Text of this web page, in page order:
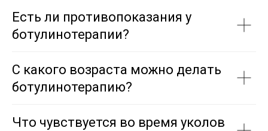
Есть ли противопоказания у
ботулинотерапии?
С какого возраста можно делать
ботулинотерапию?
Что чувствуется во время уколов